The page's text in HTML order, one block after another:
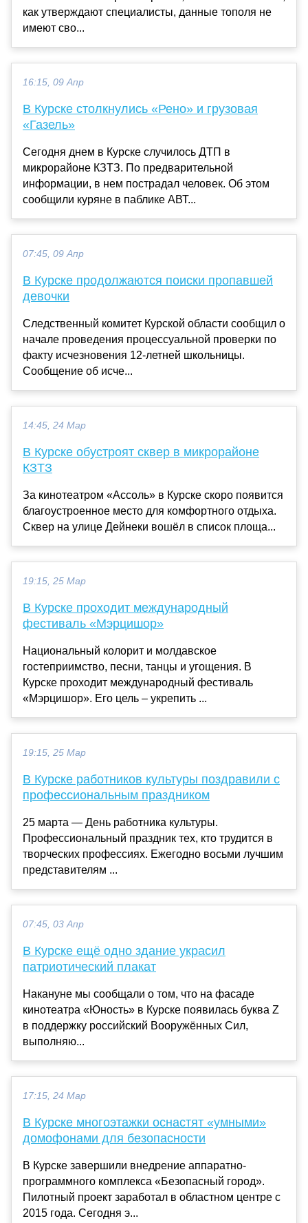
как утверждают специалисты, данные тополя не
имеют сво...
16:15, 09 Апр
В Курске столкнулись «Рено» и грузовая
«Газель»
Сегодня днем в Курске случилось ДТП в
микрорайоне КЗТЗ. По предварительной
информации, в нем пострадал человек. Об этом
сообщили куряне в паблике АВТ...
07:45, 09 Апр
В Курске продолжаются поиски пропавшей
девочки
Следственный комитет Курской области сообщил о
начале проведения процессуальной проверки по
факту исчезновения 12-летней школьницы.
Сообщение об исче...
14:45, 24 Мар
В Курске обустроят сквер в микрорайоне
КЗТЗ
За кинотеатром «Ассоль» в Курске скоро появится
благоустроенное место для комфортного отдыха.
Сквер на улице Дейнеки вошёл в список площа...
19:15, 25 Мар
В Курске проходит международный
фестиваль «Мэрцишор»
Национальный колорит и молдавское
гостеприимство, песни, танцы и угощения. В
Курске проходит международный фестиваль
«Мэрцишор». Его цель – укрепить ...
19:15, 25 Мар
В Курске работников культуры поздравили с
профессиональным праздником
25 марта — День работника культуры.
Профессиональный праздник тех, кто трудится в
творческих профессиях. Ежегодно восьми лучшим
представителям ...
07:45, 03 Апр
В Курске ещё одно здание украсил
патриотический плакат
Накануне мы сообщали о том, что на фасаде
кинотеатра «Юность» в Курске появилась буква Z
в поддержку российский Вооружённых Сил,
выполняю...
17:15, 24 Мар
В Курске многоэтажки оснастят «умными»
домофонами для безопасности
В Курске завершили внедрение аппаратно-
программного комплекса «Безопасный город».
Пилотный проект заработал в областном центре с
2015 года. Сегодня э...